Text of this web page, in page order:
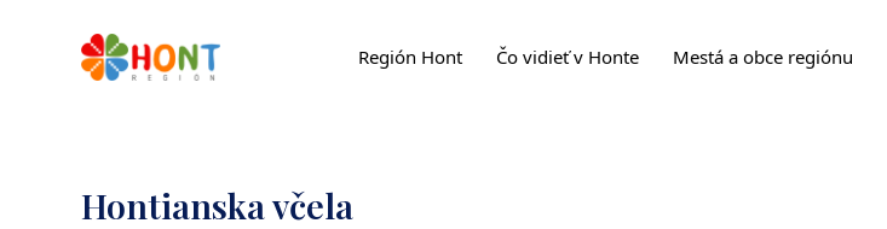
Región Hont Čo vidieť v Honte Mestá a obce regiónu
Hontianska včela